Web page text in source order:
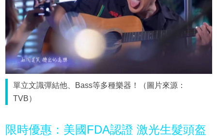
單立文識彈結他、Bass等多種樂器！（圖片來源：
TVB）
限時優惠：美國FDA認證 激光生髮頭盔